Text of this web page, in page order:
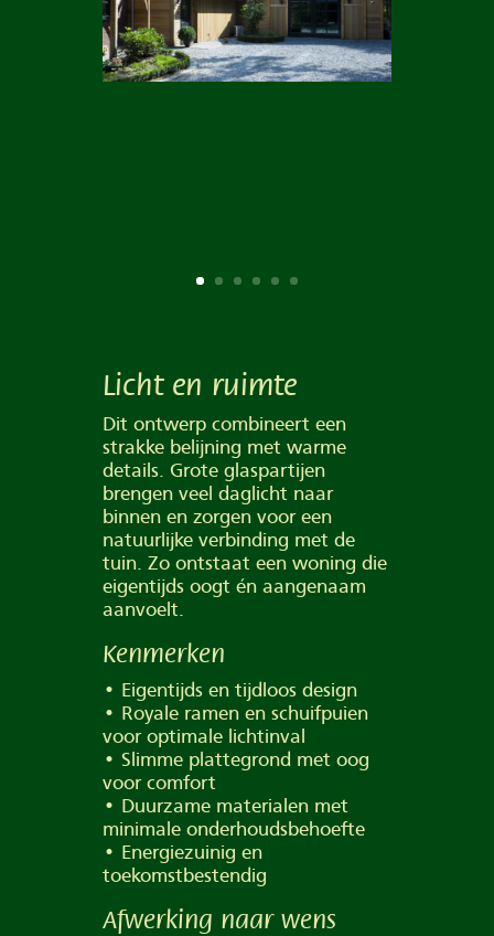
Licht en ruimte
Dit ontwerp combineert een
strakke belijning met warme
details. Grote glaspartijen
brengen veel daglicht naar
binnen en zorgen voor een
natuurlijke verbinding met de
tuin. Zo ontstaat een woning die
eigentijds oogt én aangenaam
aanvoelt.
Kenmerken
• Eigentijds en tijdloos design
• Royale ramen en schuifpuien
voor optimale lichtinval
• Slimme plattegrond met oog
voor comfort
• Duurzame materialen met
minimale onderhoudsbehoefte
• Energiezuinig en
toekomstbestendig
Afwerking naar wens